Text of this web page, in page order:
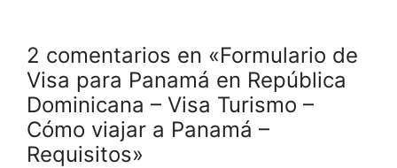
2 comentarios en «Formulario de
Visa para Panamá en República
Dominicana – Visa Turismo –
Cómo viajar a Panamá –
Requisitos»